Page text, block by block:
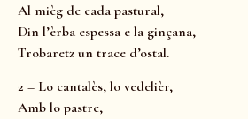
Al mièg de cada pastural,
Din l’èrba espessa e la ginçana,
Trobaretz un trace d’ostal.
2 – Lo cantalès, lo vedelièr,
Amb lo pastre,